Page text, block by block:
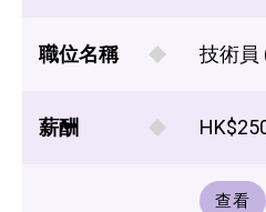
職位名稱 技術員
薪酬
查看